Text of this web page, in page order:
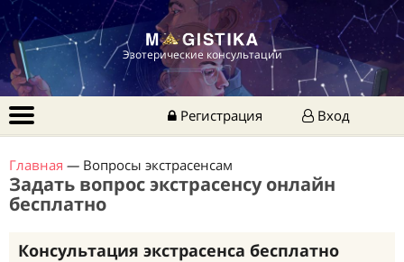
Эзотерические консультации
Регистрация Вход
Главная — Вопросы экстрасенсам
Задать вопрос экстрасенсу онлайн
бесплатно
Консультация экстрасенса бесплатно